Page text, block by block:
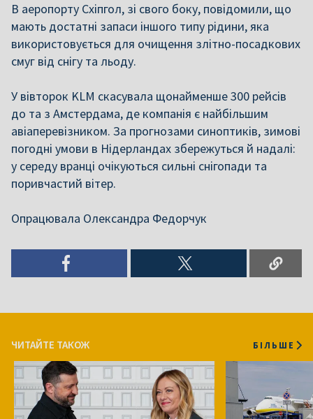
В аеропорту Схіпгол, зі свого боку, повідомили, що
мають достатні запаси іншого типу рідини, яка
використовується для очищення злітно-посадкових
смуг від снігу та льоду.
У вівторок KLM скасувала щонайменше 300 рейсів
до та з Амстердама, де компанія є найбільшим
авіаперевізником. За прогнозами синоптиків, зимові
погодні умови в Нідерландах збережуться й надалі:
у середу вранці очікуються сильні снігопади та
поривчастий вітер.
Опрацювала Олександра Федорчук
ЧИТАЙТЕ ТАКОЖ БІЛЬШЕ